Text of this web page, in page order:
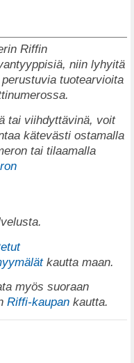
Riffin
niin lyhyitä
tuotearvioita
tai viihdyttävinä, voit
kätevästi ostamalla
tai tilaamalla
.
kautta maan.
myös suoraan
Riffi-kaupan kautta.